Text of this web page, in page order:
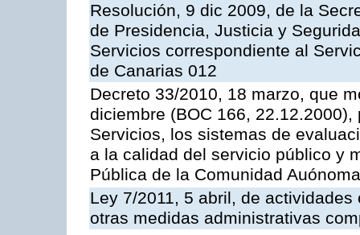
Resolución, 9 dic 2009, de la
de Presidencia, Justicia y
Servicios correspondiente al
de Canarias 012
Decreto 33/2010, 18 marzo, que
diciembre (BOC 166,
Servicios, los sistemas de
a la calidad del servicio público y
Pública de la Comunidad
Ley 7/2011, 5 abril, de
otras medidas administrativas